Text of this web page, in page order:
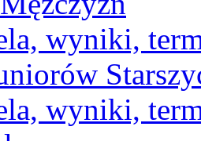
wyniki,
wyniki,